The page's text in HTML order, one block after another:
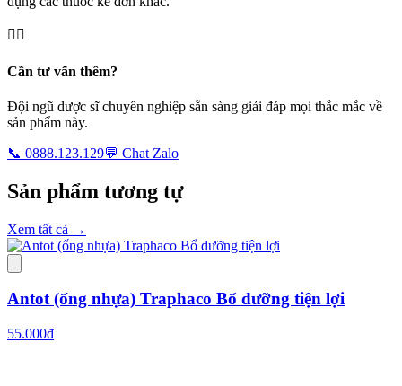
👨‍⚕️
Cần tư vấn thêm?
Đội ngũ dược sĩ chuyên nghiệp sẵn sàng giải đáp mọi thắc mắc về
sản phẩm này.
📞 0888.123.129💬 Chat Zalo
Sản phẩm tương tự
Xem tất cả →
Antot (ống nhựa) Traphaco Bổ dưỡng tiện lợi
55.000đ